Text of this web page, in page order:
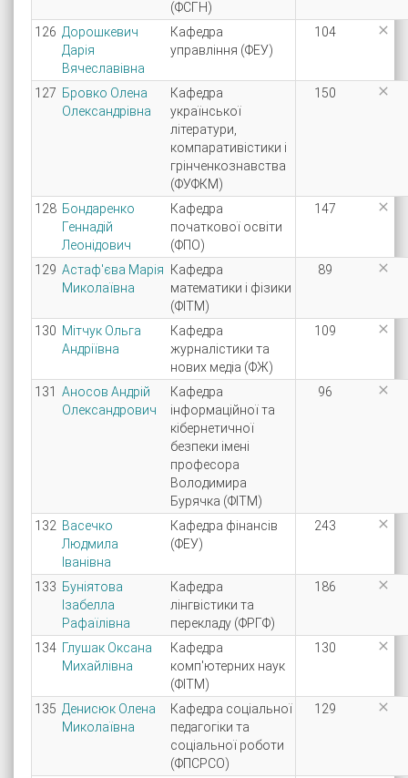
(ФСГН)
126 Дорошкевич
Дарія
Вячеславівна
Кафедра
управління (ФЕУ)
104 
127 Бровко Олена
Олександрівна
Кафедра
української
літератури,
компаративістики і
грінченкознавства
(ФУФКМ)
150 
128 Бондаренко
Геннадій
Леонідович
Кафедра
початкової освіти
(ФПО)
147 
129 Астаф'єва Марія
Миколаївна
Кафедра
математики і фізики
(ФІТМ)
89 
130 Мітчук Ольга
Андріївна
Кафедра
журналістики та
нових медіа (ФЖ)
109 
131
Аносов Андрій
Олександрович
Кафедра
інформаційної та
кібернетичної
безпеки імені
професора
Володимира
Бурячка (ФІТМ)
96 
132 Васечко
Людмила
Іванівна
Кафедра фінансів
(ФЕУ)
243 
133 Буніятова
Ізабелла
Рафаїлівна
Кафедра
лінгвістики та
перекладу (ФРГФ)
186 
134 Глушак Оксана
Михайлівна
Кафедра
комп'ютерних наук
(ФІТМ)
130 
135 Денисюк Олена
Миколаївна
Кафедра соціальної
педагогіки та
соціальної роботи
(ФПСРСО)
129 